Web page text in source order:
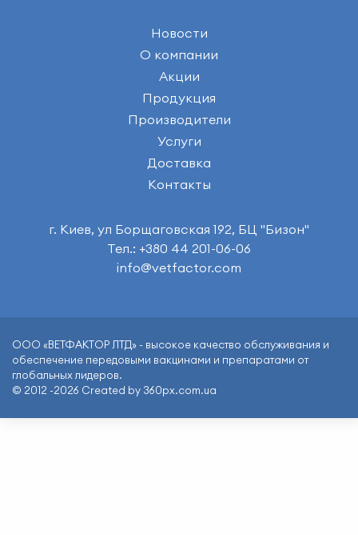
Новости
О компании
Акции
Продукция
Производители
Услуги
Доставка
Контакты
г. Киев, ул Борщаговская 192, БЦ "Бизон"
Тел.: +380 44 201-06-06
info@vetfactor.com
ООО «ВЕТФАКТОР ЛТД» - высокое качество обслуживания и
обеспечение передовыми вакцинами и препаратами от
глобальных лидеров.
© 2012 -2026 Created by 360px.com.ua